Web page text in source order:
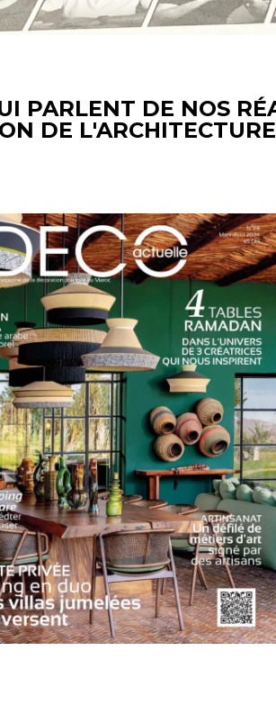
PARLENT DE NOS
DE L'ARCHITECTURE